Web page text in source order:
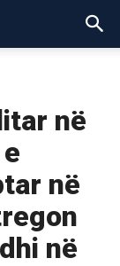
në
në
në